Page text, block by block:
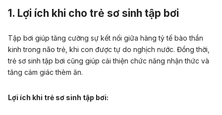
1. Lợi ích khi cho trẻ sơ sinh tập bơi
Tập bơi giúp tăng cường sự kết nối giữa hàng tỷ tế bào thần
kinh trong não trẻ, khi con được tự do nghịch nước. Đồng thời,
trẻ sơ sinh tập bơi cũng giúp cải thiện chức năng nhận thức và
tăng cảm giác thèm ăn.
Lợi ích khi trẻ sơ sinh tập bơi: